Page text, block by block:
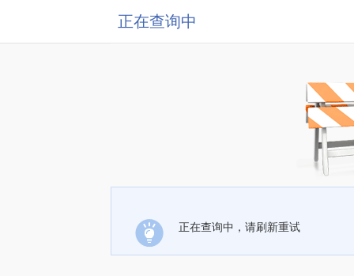
正在查询中
正在查询中，请刷新重试